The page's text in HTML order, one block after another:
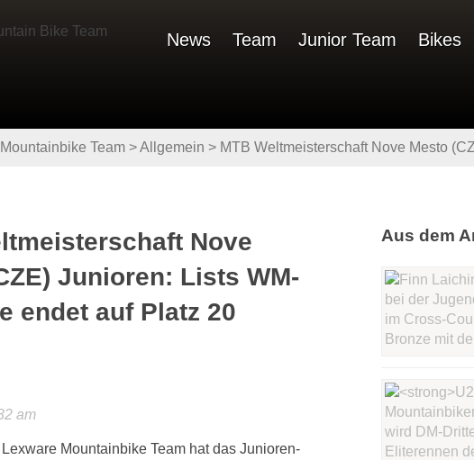
News Team Junior Team Bikes
Team>Allgemein > MTB Weltmeisterschaft Nove Mesto
Nove
Junioren: Lists WM-
endet auf Platz 20
am
Mountainbike Team hat das Junioren-
Aus dem